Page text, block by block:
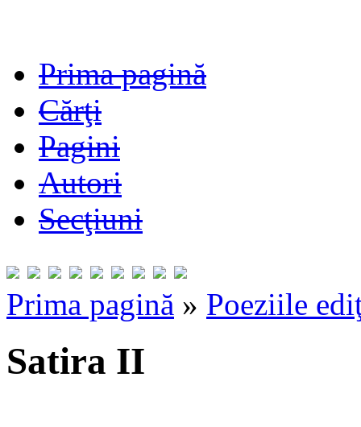
Prima pagină
Cărţi
Pagini
Autori
Secţiuni
Prima pagină » Poeziile
Satira II